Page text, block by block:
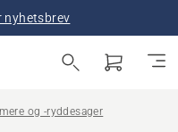
nyhetsbrev
og -ryddesager